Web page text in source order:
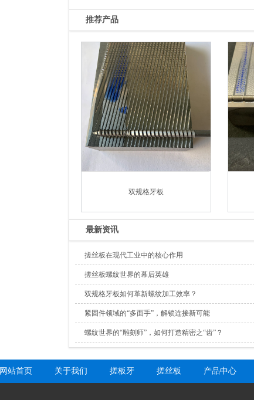
推荐产品
双规格牙板
最新资讯
搓丝板在现代工业中的核心作用
搓丝板螺纹世界的幕后英雄
双规格牙板如何革新螺纹加工效率？
紧固件领域的“多面手”，解锁连接新可能
螺纹世界的“雕刻师”，如何打造精密之“齿”？
网站首页 关于我们 搓板牙 搓丝板 产品中心